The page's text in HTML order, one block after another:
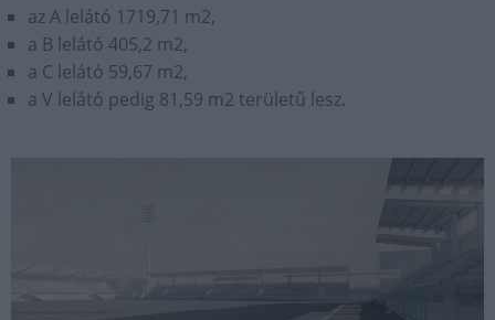
az A lelátó 1719,71 m2,
a B lelátó 405,2 m2,
a C lelátó 59,67 m2,
a V lelátó pedig 81,59 m2 területű lesz.